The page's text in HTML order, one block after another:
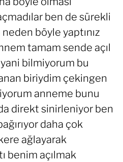
ben de sürekli
böyle yaptınız
tamam sende açıl
bilmiyorum bu
biriydim çekingen
anneme bunu
direkt sinirleniyor ben
daha çok
ağlayarak
benim açılmak